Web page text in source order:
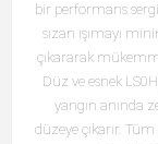
bir performans
sızan ışımayı
çıkararak
Düz ve esnek
yangın anında
düzeye çıkarır.